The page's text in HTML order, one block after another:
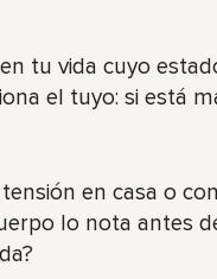
tu vida cuyo
el tuyo: si está
en casa o
lo nota antes